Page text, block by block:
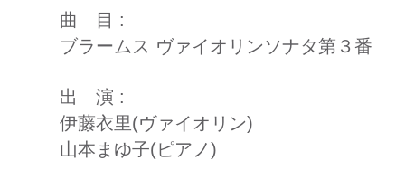
曲 目 :
ブラームス ヴァイオリンソナタ第３番
出 演 :
伊藤衣里(ヴァイオリン)
山本まゆ子(ピアノ)